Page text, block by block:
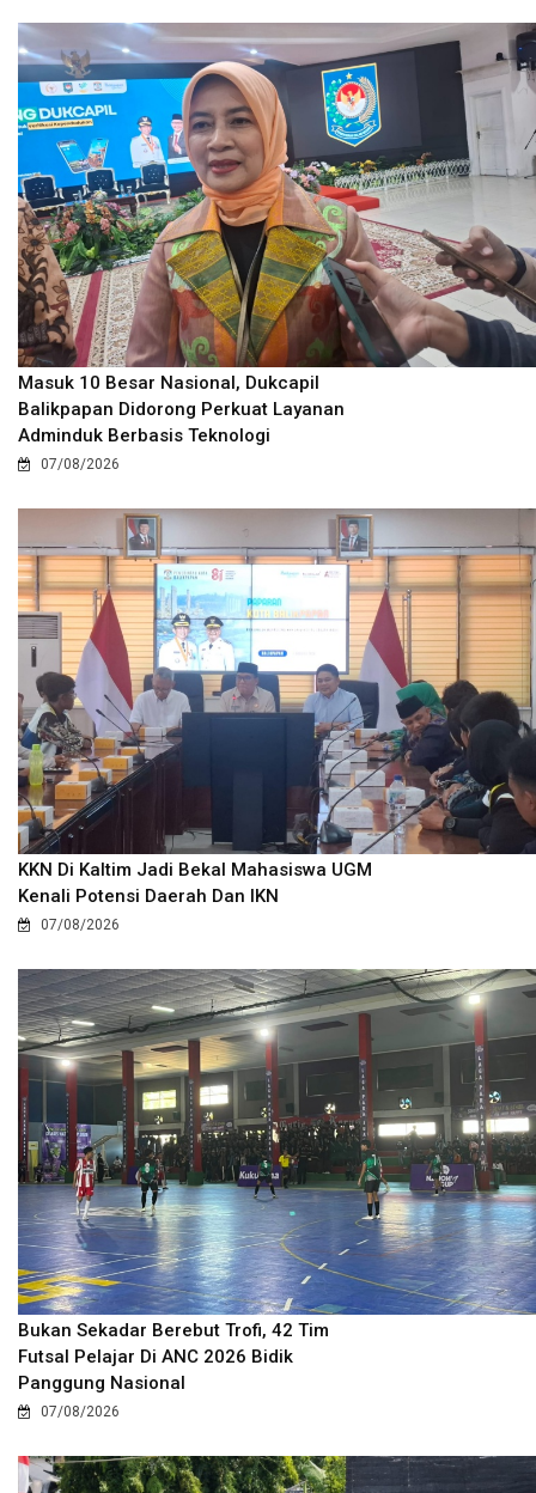
Masuk 10 Besar Nasional, Dukcapil
Balikpapan Didorong Perkuat Layanan
Adminduk Berbasis Teknologi
07/08/2026
KKN Di Kaltim Jadi Bekal Mahasiswa UGM
Kenali Potensi Daerah Dan IKN
07/08/2026
Bukan Sekadar Berebut Trofi, 42 Tim
Futsal Pelajar Di ANC 2026 Bidik
Panggung Nasional
07/08/2026